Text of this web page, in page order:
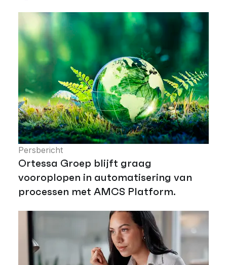
Persbericht
Ortessa Groep blijft graag
vooroplopen in automatisering van
processen met AMCS Platform.